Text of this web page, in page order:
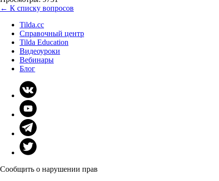
← К списку вопросов
Tilda.cc
Справочный центр
Tilda Education
Видеоуроки
Вебинары
Блог
Сообщить о нарушении прав